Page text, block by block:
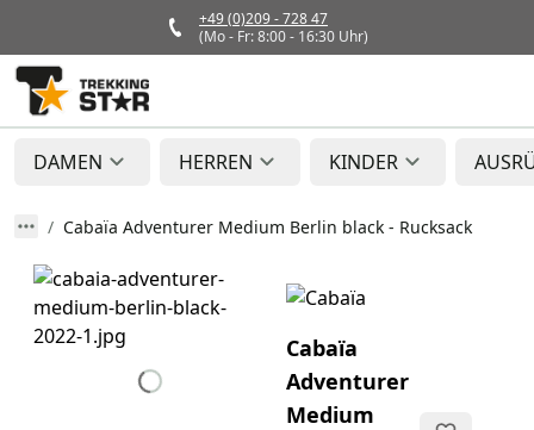
+49 (0)209 - 728 47
(Mo - Fr: 8:00 - 16:30 Uhr)
DAMEN HERREN KINDER
Cabaïa Adventurer Medium Berlin black - Rucksack
Cabaïa
Adventurer
Medium